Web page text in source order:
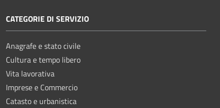
CATEGORIE DI SERVIZIO
Anagrafe e stato civile
Cultura e tempo libero
Vita lavorativa
Imprese e Commercio
Catasto e urbanistica